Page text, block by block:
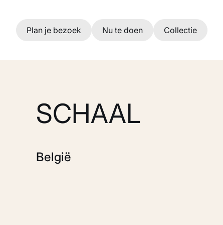
Ga naar hoofdinhoud
Plan je bezoek Nu te doen Collectie
SCHAAL
België